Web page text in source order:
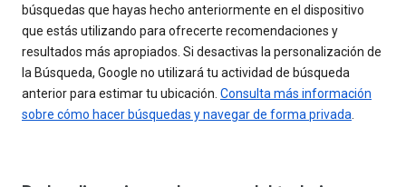
búsquedas que hayas hecho anteriormente en el dispositivo
que estás utilizando para ofrecerte recomendaciones y
resultados más apropiados. Si desactivas la personalización de
la Búsqueda, Google no utilizará tu actividad de búsqueda
anterior para estimar tu ubicación. Consulta más información
sobre cómo hacer búsquedas y navegar de forma privada